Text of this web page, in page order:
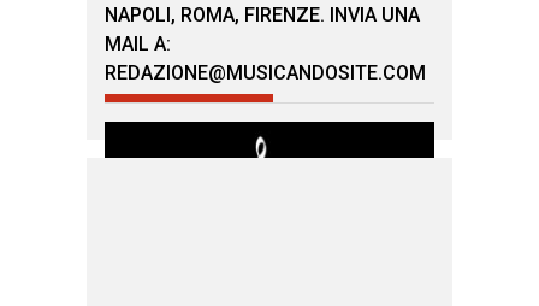
NAPOLI, ROMA, FIRENZE. INVIA UNA
MAIL A:
REDAZIONE@MUSICANDOSITE.COM